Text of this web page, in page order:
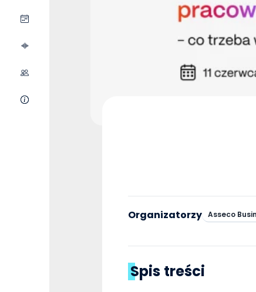
Organizatorzy Asseco
Spis treści